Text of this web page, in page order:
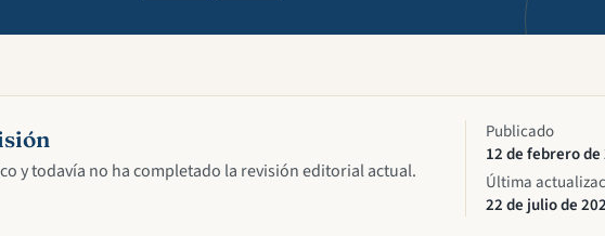
y todavía no ha completado la revisión editorial actual.
Publicado
12 de febrero de
Última
22 de julio de